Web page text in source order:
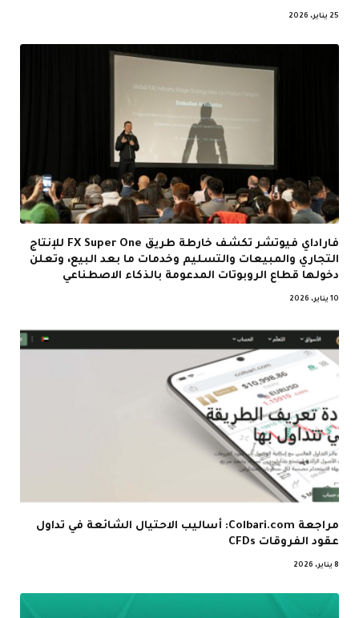
25 يناير، 2026
فاراداي فيوتشر تكشف خارطة طريق FX Super One للإنتاج
التجاري والمبيعات والتسليم وخدمات ما بعد البيع، وتعلن
دخولها قطاع الروبوتات المدعومة بالذكاء الاصطناعي
10 يناير، 2026
مراجعة Colbari.com: أساليب الاحتيال الشائعة في تداول
عقود الفروقات CFDs
8 يناير، 2026